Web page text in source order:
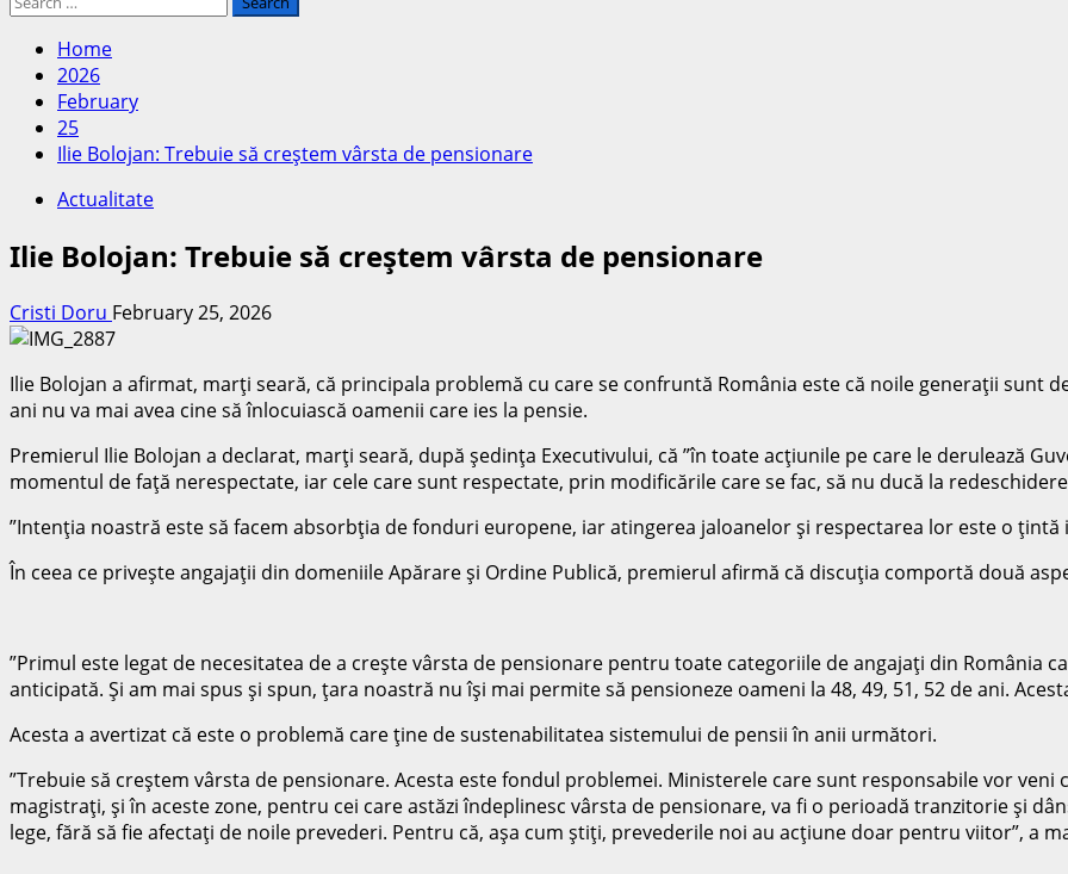
Home
2026
February
25
Ilie Bolojan: Trebuie să creştem vârsta de pensionare
Actualitate
Ilie Bolojan: Trebuie să creştem vârsta de pensionare
Cristi Doru February 25, 2026
Ilie Bolojan a afirmat, marţi seară, că principala problemă cu care se confruntă România este că noile generaţii sunt
ani nu va mai avea cine să înlocuiască oamenii care ies la pensie.
Premierul Ilie Bolojan a declarat, marţi seară, după şedinţa Executivului, că ”în toate acţiunile pe care le derulează
momentul de faţă nerespectate, iar cele care sunt respectate, prin modificările care se fac, să nu ducă la
”Intenţia noastră este să facem absorbţia de fonduri europene, iar atingerea jaloanelor şi respectarea lor este o
În ceea ce priveşte angajaţii din domeniile Apărare şi Ordine Publică, premierul afirmă că discuţia comportă două
”Primul este legat de necesitatea de a creşte vârsta de pensionare pentru toate categoriile de angajaţi din România
anticipată. Şi am mai spus şi spun, ţara noastră nu îşi mai permite să pensioneze oameni la 48, 49, 51, 52 de ani.
Acesta a avertizat că este o problemă care ţine de sustenabilitatea sistemului de pensii în anii următori.
”Trebuie să creştem vârsta de pensionare. Acesta este fondul problemei. Ministerele care sunt responsabile vor
magistraţi, şi în aceste zone, pentru cei care astăzi îndeplinesc vârsta de pensionare, va fi o perioadă tranzitorie şi
lege, fără să fie afectaţi de noile prevederi. Pentru că, aşa cum ştiţi, prevederile noi au acţiune doar pentru viitor”, a